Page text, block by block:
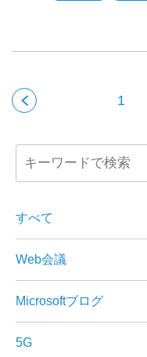
1
すべて
Web会議
Microsoftブログ
5G